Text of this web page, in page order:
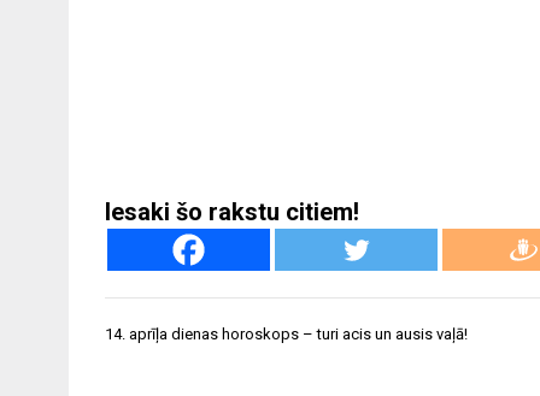
Iesaki šo rakstu citiem!
Ziņu
14. aprīļa dienas horoskops – turi acis un ausis vaļā!